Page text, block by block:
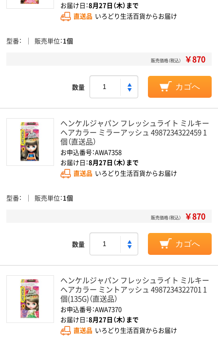
お届け日：8月27日（木）まで
直送品 いろどり生活百貨からお届け
型番 販売単位 1個
販売価格（税込） ￥870
数量 カゴへ
ヘンケルジャパン フレッシュライト ミルキー
ヘアカラー ミラーアッシュ 4987234322459 1
個（直送品）
お申込番号：AWA7358
お届け日：8月27日（木）まで
直送品 いろどり生活百貨からお届け
型番 販売単位 1個
販売価格（税込） ￥870
数量 カゴへ
ヘンケルジャパン フレッシュライト ミルキー
ヘアカラー ミントアッシュ 4987234322701 1
個(135G)（直送品）
お申込番号：AWA7370
お届け日：8月27日（木）まで
直送品 いろどり生活百貨からお届け